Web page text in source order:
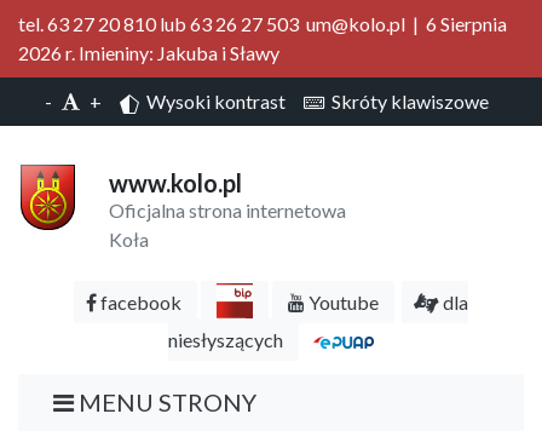
tel. 63 27 20 810 lub 63 26 27 503 um@kolo.pl | 6 Sierpnia
2026 r. Imieniny: Jakuba i Sławy
- + Wysoki kontrast Skróty klawiszowe
www.kolo.pl
Oficjalna strona internetowa
Koła
facebook Youtube
dla
niesłyszących
MENU STRONY